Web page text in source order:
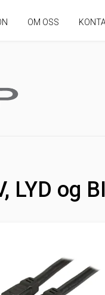
OM OSS
LYD og